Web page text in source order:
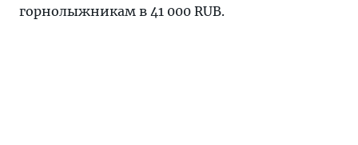
горнолыжникам в 41 000 RUB.